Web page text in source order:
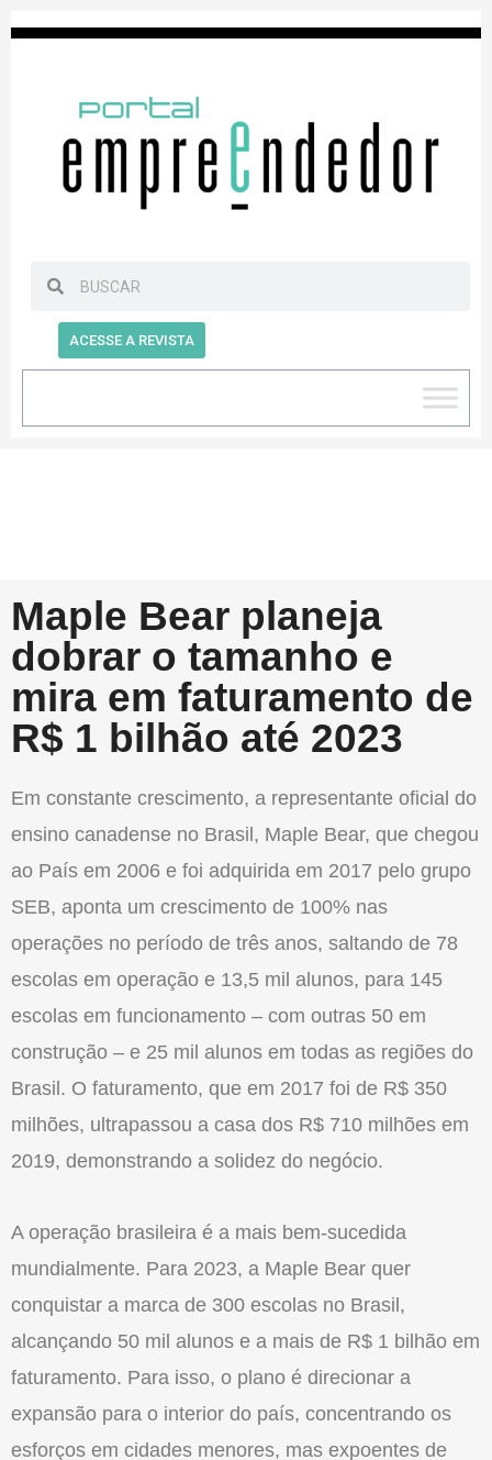
ACESSE A REVISTA
Maple Bear planeja
dobrar o tamanho e
mira em faturamento de
R$ 1 bilhão até 2023
Em constante crescimento, a representante oficial do
ensino canadense no Brasil, Maple Bear, que chegou
ao País em 2006 e foi adquirida em 2017 pelo grupo
SEB, aponta um crescimento de 100% nas
operações no período de três anos, saltando de 78
escolas em operação e 13,5 mil alunos, para 145
escolas em funcionamento – com outras 50 em
construção – e 25 mil alunos em todas as regiões do
Brasil. O faturamento, que em 2017 foi de R$ 350
milhões, ultrapassou a casa dos R$ 710 milhões em
2019, demonstrando a solidez do negócio.
A operação brasileira é a mais bem-sucedida
mundialmente. Para 2023, a Maple Bear quer
conquistar a marca de 300 escolas no Brasil,
alcançando 50 mil alunos e a mais de R$ 1 bilhão em
faturamento. Para isso, o plano é direcionar a
expansão para o interior do país, concentrando os
esforços em cidades menores, mas expoentes de